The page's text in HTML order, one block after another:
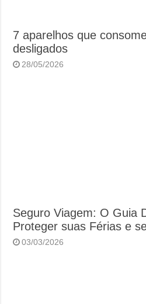
7 aparelhos que
desligados
28/05/2026
Seguro Viagem: O Guia
Proteger suas Férias e
03/03/2026